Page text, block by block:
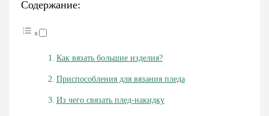
Содержание:
Как вязать большие изделия?
Приспособления для вязания пледа
Из чего связать плед-накидку